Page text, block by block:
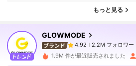
もっと見る
GLOWMODE
4.92
2.2M フォロワー
h***uは1日前 に購入し
1.9M 件が最近販売されました